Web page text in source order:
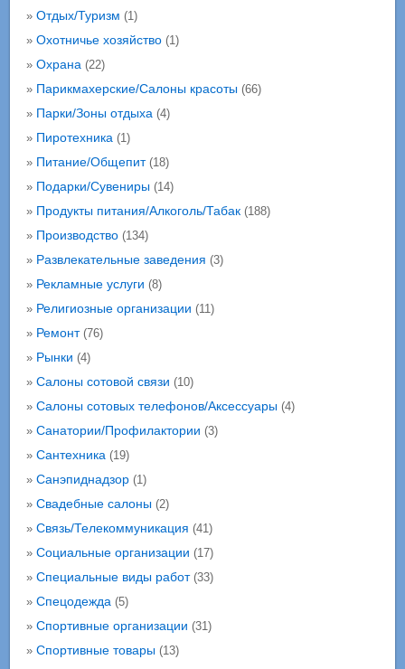
» Отдых/Туризм (1)
» Охотничье хозяйство(1)
» Охрана(22)
» Парикмахерские/Салоны красоты(66)
» Парки/Зоны отдыха(4)
» Пиротехника(1)
» Питание/Общепит(18)
» Подарки/Сувениры(14)
» Продукты питания/Алкоголь/Табак(188)
» Производство(134)
» Развлекательные заведения (3)
» Рекламные услуги (8)
» Религиозные организации (11)
» Ремонт(76)
» Рынки (4)
» Салоны сотовой связи (10)
» Салоны сотовых телефонов/Аксессуары(4)
» Санатории/Профилактории (3)
» Сантехника(19)
» Санэпиднадзор(1)
» Свадебные салоны(2)
» Связь/Телекоммуникация (41)
» Социальные организации (17)
» Специальные виды работ(33)
» Спецодежда(5)
» Спортивные организации (31)
» Спортивные товары(13)